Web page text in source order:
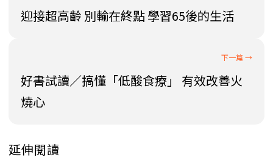
迎接超高齡 別輸在終點 學習65後的生活
好書試讀／搞懂「低酸食療」 有效改善火
燒心
延伸閱讀